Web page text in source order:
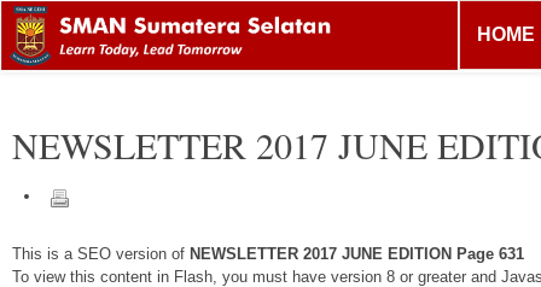
HOME
NEWSLETTER 2017 JUNE
This is a SEO version of NEWSLETTER 2017 JUNE EDITION Page 631
To view this content in Flash, you must have version 8 or greater and